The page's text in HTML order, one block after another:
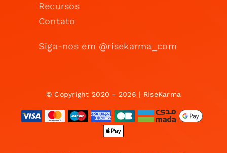
Recursos
Contato
Siga-nos em @risekarma_com
© Copyright 2020 - 2026 | RiseKarma